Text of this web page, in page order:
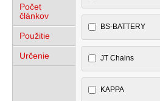
Počet
článkov
Použitie
Určenie
BS-BATTERY
JT Chains
KAPPA